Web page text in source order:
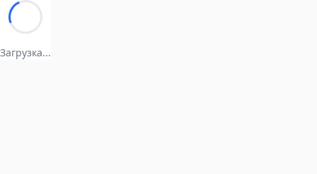
Загрузка...